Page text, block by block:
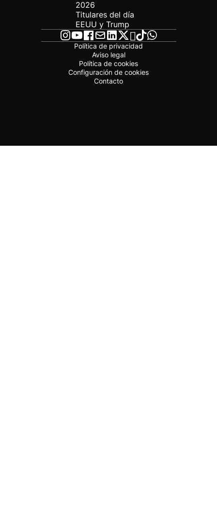
2026
Titulares del día
EEUU y Trump
Política de privacidad
Aviso legal
Política de cookies
Configuración de cookies
Contacto